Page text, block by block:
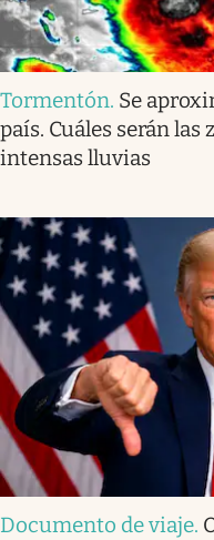
Tormentón. Se
país. Cuáles serán las
intensas lluvias
Documento de viaje.